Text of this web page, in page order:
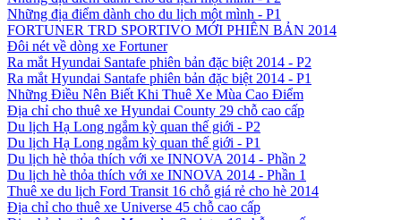
Những địa điểm dành cho du lịch một mình - P1
FORTUNER TRD SPORTIVO MỚI PHIÊN BẢN 2014
Đôi nét về dòng xe Fortuner
Ra mắt Hyundai Santafe phiên bản đặc biệt 2014 - P2
Ra mắt Hyundai Santafe phiên bản đặc biệt 2014 - P1
Những Điều Nên Biết Khi Thuê Xe Mùa Cao Điểm
Địa chỉ cho thuê xe Hyundai County 29 chỗ cao cấp
Du lịch Hạ Long ngắm kỳ quan thế giới - P2
Du lịch Hạ Long ngắm kỳ quan thế giới - P1
Du lịch hè thỏa thích với xe INNOVA 2014 - Phần 2
Du lịch hè thỏa thích với xe INNOVA 2014 - Phần 1
Thuê xe du lịch Ford Transit 16 chỗ giá rẻ cho hè 2014
Địa chỉ cho thuê xe Universe 45 chỗ cao cấp